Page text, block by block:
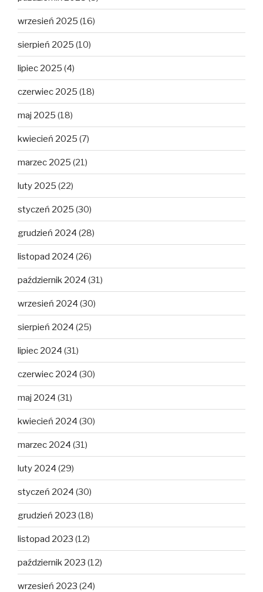
wrzesień 2025 (16)
sierpień 2025 (10)
lipiec 2025 (4)
czerwiec 2025 (18)
maj 2025 (18)
kwiecień 2025 (7)
marzec 2025 (21)
luty 2025 (22)
styczeń 2025 (30)
grudzień 2024 (28)
listopad 2024 (26)
październik 2024 (31)
wrzesień 2024 (30)
sierpień 2024 (25)
lipiec 2024 (31)
czerwiec 2024 (30)
maj 2024 (31)
kwiecień 2024 (30)
marzec 2024 (31)
luty 2024 (29)
styczeń 2024 (30)
grudzień 2023 (18)
listopad 2023 (12)
październik 2023 (12)
wrzesień 2023 (24)